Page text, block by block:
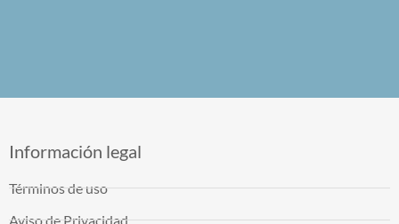
Información legal
Términos de uso
Aviso de Privacidad